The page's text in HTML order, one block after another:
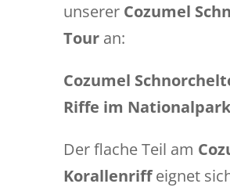
unserer Cozumel
Touran:
Cozumel
Riffe im Nationalpark
Der flache Teil am
Korallenriffeignet